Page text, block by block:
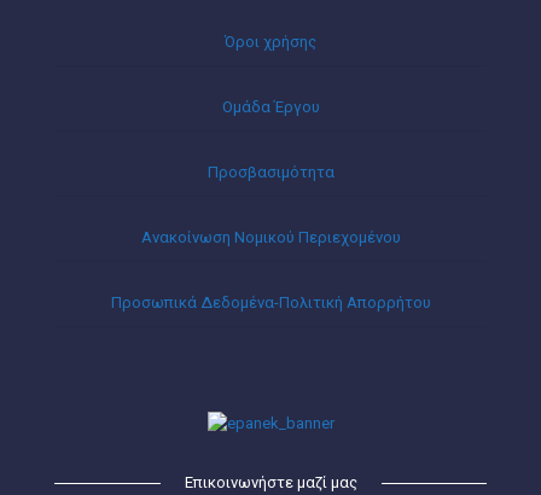
Όροι χρήσης
Ομάδα Έργου
Προσβασιμότητα
Ανακοίνωση Νομικού Περιεχομένου
Προσωπικά Δεδομένα-Πολιτική Απορρήτου
Επικοινωνήστε μαζί μας